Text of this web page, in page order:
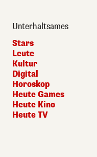
Unterhaltsames
Stars
Leute
Kultur
Digital
Horoskop
Heute Games
Heute Kino
Heute TV